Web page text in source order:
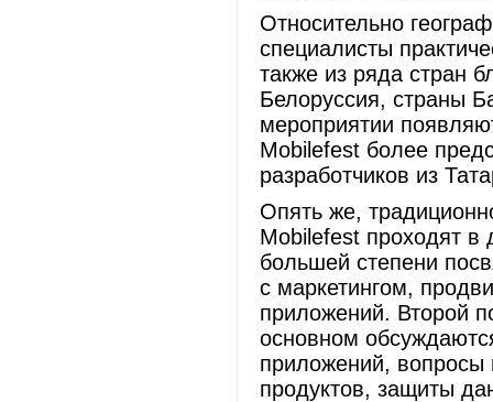
Относительно
специалисты
также из ряда стран
Белоруссия, страны
мероприятии
Mobilefest более
разработчиков из
Опять же,
Mobilefest проходят в
большей степени
с маркетингом,
приложений. Второй
основном
приложений, вопросы
продуктов, защиты